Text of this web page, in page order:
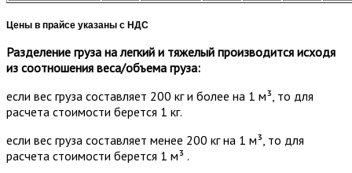
Цены в прайсе указаны с НДС
Разделение груза на легкий и тяжелый производится исходя
из соотношения веса/объема груза:
если вес груза составляет 200 кг и более на 1 м³, то для
расчета стоимости берется 1 кг.
если вес груза составляет менее 200 кг на 1 м³, то для
расчета стоимости берется 1 м³ .